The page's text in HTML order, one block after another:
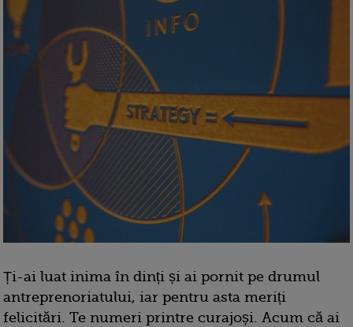
Ți-ai luat inima în dinți și ai pornit pe drumul
antreprenoriatului, iar pentru asta meriți
felicitări. Te numeri printre curajoși. Acum că ai